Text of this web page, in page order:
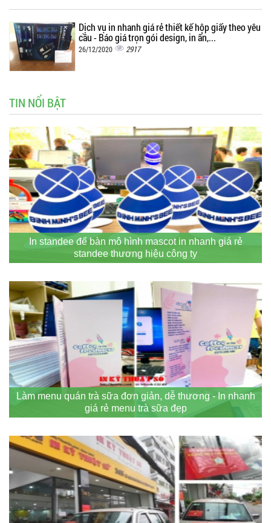
Dịch vụ in nhanh giá rẻ thiết kế hộp giấy theo yêu
cầu - Báo giá trọn gói design, in ấn,...
26/12/2020 2917
TIN NỔI BẬT
In standee để bàn mô hình mascot in nhanh giá rẻ
standee thương hiệu công ty
Làm menu quán trà sữa đơn giản, dễ thương - In nhanh
giá rẻ menu trà sữa đẹp